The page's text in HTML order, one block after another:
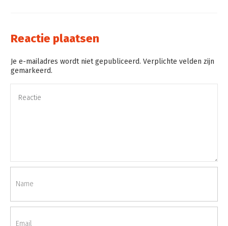
Reactie plaatsen
Je e-mailadres wordt niet gepubliceerd. Verplichte velden zijn
gemarkeerd.